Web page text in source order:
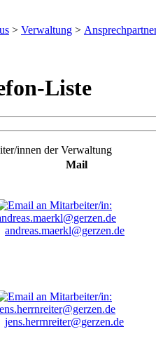
> Verwaltung >
Liste
innen der Verwaltung
Mail
andreas.maerkl@gerzen.de
jens.herrnreiter@gerzen.de